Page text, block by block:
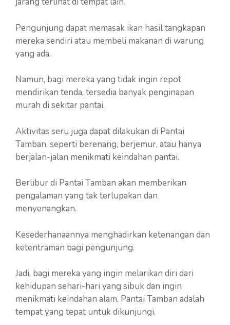
Pengunjung dapat memasak ikan hasil tangkapan
mereka sendiri atau membeli makanan di warung
yang ada.
Namun, bagi mereka yang tidak ingin repot
mendirikan tenda, tersedia banyak penginapan
murah di sekitar pantai.
Aktivitas seru juga dapat dilakukan di Pantai
Tamban, seperti berenang, berjemur, atau hanya
berjalan-jalan menikmati keindahan pantai.
Berlibur di Pantai Tamban akan memberikan
pengalaman yang tak terlupakan dan
menyenangkan.
Kesederhanaannya menghadirkan ketenangan dan
ketentraman bagi pengunjung.
Jadi, bagi mereka yang ingin melarikan diri dari
kehidupan sehari-hari yang sibuk dan ingin
menikmati keindahan alam, Pantai Tamban adalah
tempat yang tepat untuk dikunjungi.